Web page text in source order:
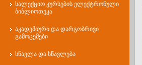
სალექციო კურსების ელექტრონული
ბიბლიოთეკა
აკადემიური და დარგობრივი
გამოცემები
სწავლა და სწავლება